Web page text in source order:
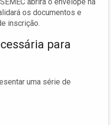
os documentos e
inscrição.
para
uma série de